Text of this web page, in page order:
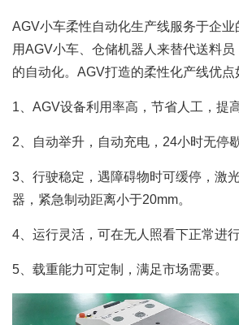
AGV小车柔性自动化生产线服务于企业
用AGV小车、仓储机器人来替代送料
的自动化。AGV打造的柔性化产线优点
1、AGV设备利用率高，节省人工，提
2、自动举升，自动充电，24小时无停
3、行驶稳定，遇障碍物时可缓停，激
器，紧急制动距离小于20mm。
4、运行灵活，可在无人照看下正常进行
5、载重能力可定制，满足市场需要。